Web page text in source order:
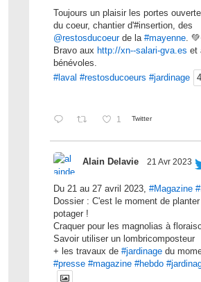
Toujours un plaisir les portes
du coeur, chantier d'#insertion, des
@restosducoeurde la#mayenne.
Bravo aux http://xn--salari-gva.es et
bénévoles.
#laval #restosducoeurs #jardinage 4
1 Twitter
Alain Delavie 21 Avr 2023
Du 21 au 27 avril 2023,#Magazine
Dossier : C'est le moment de
potager !
Craquer pour les magnolias à
Savoir utiliser un lombricomposteur
+ les travaux de#jardinage du
#presse #magazine #hebdo